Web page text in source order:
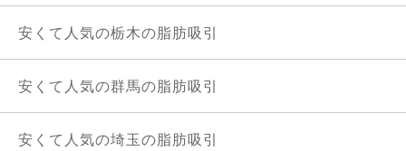
安くて人気の栃木の脂肪吸引
安くて人気の群馬の脂肪吸引
安くて人気の埼玉の脂肪吸引